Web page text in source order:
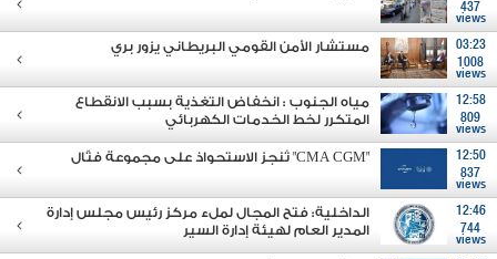
437
views
03:23
1008
views
مستشار الأمن القومي البريطاني يزور بري
12:58
809
views
مياه الجنوب : انخفاض التغذية بسبب الانقطاع
المتكرر لخط الخدمات الكهربائي
12:50
837
views
"CMA CGM" تُنجز الاستحواذ على مجموعة فتّال
12:46
744
views
الداخلية: فتح المجال لملء مركز رئيس مجلس إدارة
المدير العام لهيئة إدارة السير